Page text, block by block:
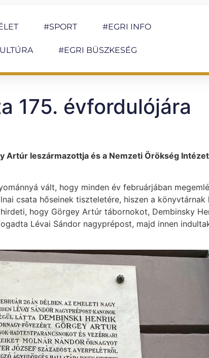
#SPORT #EGRI INFO
#EGRI BÜSZKESÉG
175. évfordulójára
Artúr leszármazottja és a Nemzeti Örökség
vált, hogy minden év februárjában
csata hőseinek tiszteletére, hiszen a könyvtárnak
hogy Görgey Artúr tábornokot, Dembinsky
Lévai Sándor nagyprépost, majd innen